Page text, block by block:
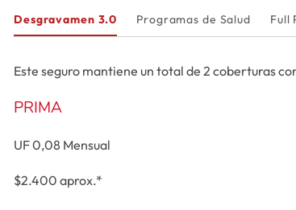
Desgravamen 3.0 Programas de Salud Full
Este seguro mantiene un total de 2 coberturas
PRIMA
UF 0,08 Mensual
$2.400 aprox.*